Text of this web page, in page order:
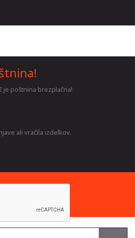
je poštnina brezplačna!
ali vračila izdelkov.